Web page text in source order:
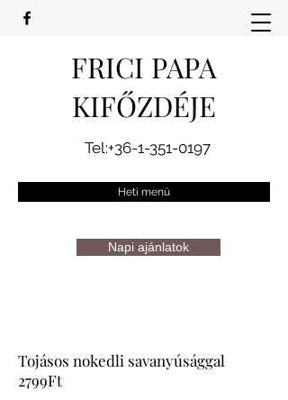
FRICI PAPA
KIFŐZDÉJE
Tel:+36-1-351-0197
Heti menü
Napi ajánlatok
Tojásos nokedli savanyúsággal
2799Ft